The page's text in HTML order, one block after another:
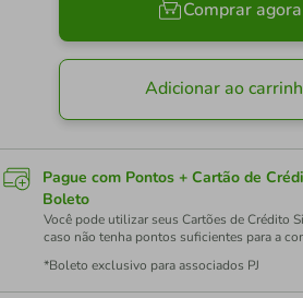
Comprar agora
Adicionar ao
Pague com Pontos + Cartão de
Boleto
Você pode utilizar seus Cartões de Crédito
caso não tenha pontos suficientes para a
*Boleto exclusivo para associados PJ